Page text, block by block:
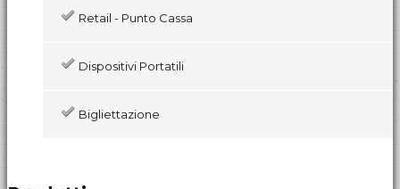
Retail - Punto Cassa
Dispositivi Portatili
Bigliettazione